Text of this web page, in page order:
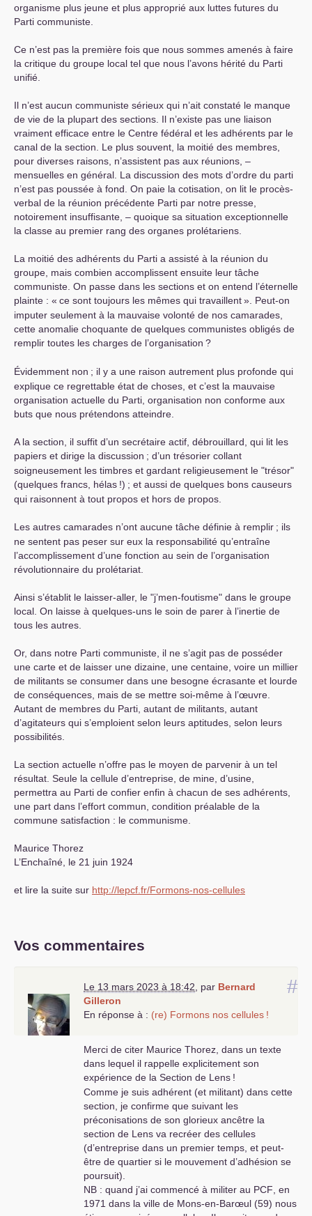
organisme plus jeune et plus approprié aux luttes futures du
Parti communiste.
Ce n’est pas la première fois que nous sommes amenés à faire
la critique du groupe local tel que nous l’avons hérité du Parti
unifié.
Il n’est aucun communiste sérieux qui n’ait constaté le manque
de vie de la plupart des sections. Il n’existe pas une liaison
vraiment efficace entre le Centre fédéral et les adhérents par le
canal de la section. Le plus souvent, la moitié des membres,
pour diverses raisons, n’assistent pas aux réunions, –
mensuelles en général. La discussion des mots d’ordre du parti
n’est pas poussée à fond. On paie la cotisation, on lit le procès-
verbal de la réunion précédente Parti par notre presse,
notoirement insuffisante, – quoique sa situation exceptionnelle
la classe au premier rang des organes prolétariens.
La moitié des adhérents du Parti a assisté à la réunion du
groupe, mais combien accomplissent ensuite leur tâche
communiste. On passe dans les sections et on entend l’éternelle
plainte : « ce sont toujours les mêmes qui travaillent». Peut-on
imputer seulement à la mauvaise volonté de nos camarades,
cette anomalie choquante de quelques communistes obligés de
remplir toutes les charges de l’organisation ?
Évidemment non ; il y a une raison autrement plus profonde qui
explique ce regrettable état de choses, et c’est la mauvaise
organisation actuelle du Parti, organisation non conforme aux
buts que nous prétendons atteindre.
A la section, il suffit d’un secrétaire actif, débrouillard, qui lit les
papiers et dirige la discussion ; d’un trésorier collant
soigneusement les timbres et gardant religieusement le "trésor"
(quelques francs, hélas !) ; et aussi de quelques bons causeurs
qui raisonnent à tout propos et hors de propos.
Les autres camarades n’ont aucune tâche définie à remplir ; ils
ne sentent pas peser sur eux la responsabilité qu’entraîne
l’accomplissement d’une fonction au sein de l’organisation
révolutionnaire du prolétariat.
Ainsi s’établit le laisser-aller, le "j’men-foutisme" dans le groupe
local. On laisse à quelques-uns le soin de parer à l’inertie de
tous les autres.
Or, dans notre Parti communiste, il ne s’agit pas de posséder
une carte et de laisser une dizaine, une centaine, voire un millier
de militants se consumer dans une besogne écrasante et lourde
de conséquences, mais de se mettre soi-même à l’œuvre.
Autant de membres du Parti, autant de militants, autant
d’agitateurs qui s’emploient selon leurs aptitudes, selon leurs
possibilités.
La section actuelle n’offre pas le moyen de parvenir à un tel
résultat. Seule la cellule d’entreprise, de mine, d’usine,
permettra au Parti de confier enfin à chacun de ses adhérents,
une part dans l’effort commun, condition préalable de la
commune satisfaction : le communisme.
Maurice Thorez
L’Enchaîné, le 21 juin 1924
et lire la suite sur http://lepcf.fr/Formons-nos-cellules
Vos commentaires
#
Le 13 mars 2023 à 18:42 par Bernard
Gilleron
En réponse à : (re) Formons nos cellules !
Merci de citer Maurice Thorez, dans un texte
dans lequel il rappelle explicitement son
expérience de la Section de Lens !
Comme je suis adhérent (et militant) dans cette
section, je confirme que suivant les
préconisations de son glorieux ancêtre la
section de Lens va recréer des cellules
(d’entreprise dans un premier temps, et peut-
être de quartier si le mouvement d’adhésion se
poursuit).
NB : quand j’ai commencé à militer au PCF , en
1971 dans la ville de Mons-en-Barœul (59) nous